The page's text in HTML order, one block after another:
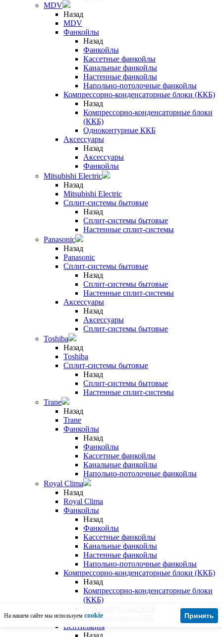
MDV
Назад
MDV
Фанкойлы
Назад
Фанкойлы
Кассетные фанкойлы
Канальные фанкойлы
Настенные фанкойлы
Напольно-потолочные фанкойлы
Компрессорно-конденсаторные блоки (ККБ)
Назад
Компрессорно-конденсаторные блоки
(ККБ)
Одноконтурные ККБ
Аксессуары
Назад
Аксессуары
Фанкойлы
Mitsubishi Electric
Назад
Mitsubishi Electric
Сплит-системы бытовые
Назад
Сплит-системы бытовые
Настенные сплит-системы
Panasonic
Назад
Panasonic
Сплит-системы бытовые
Назад
Сплит-системы бытовые
Настенные сплит-системы
Аксессуары
Назад
Аксессуары
Сплит-системы бытовые
Toshiba
Назад
Toshiba
Сплит-системы бытовые
Назад
Сплит-системы бытовые
Настенные сплит-системы
Trane
Назад
Trane
Фанкойлы
Назад
Фанкойлы
Кассетные фанкойлы
Канальные фанкойлы
Напольно-потолочные фанкойлы
Royal Clima
Назад
Royal Clima
Фанкойлы
Назад
Фанкойлы
Кассетные фанкойлы
Канальные фанкойлы
Настенные фанкойлы
Напольно-потолочные фанкойлы
Компрессорно-конденсаторные блоки (ККБ)
Назад
Компрессорно-конденсаторные блоки
(ККБ)
Двухконтурные ККБ
Вентиляция
Назад
На нашем сайте мы используем cookie Принять